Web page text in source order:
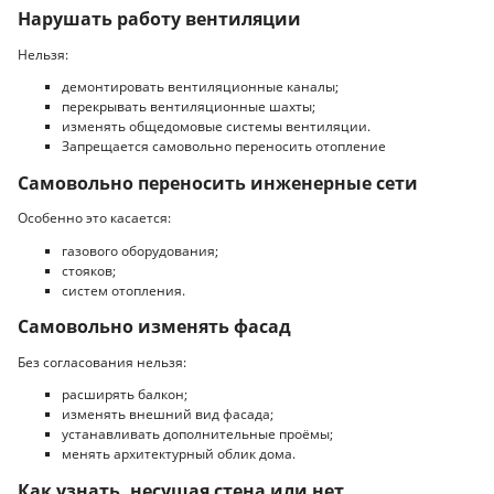
Нарушать работу вентиляции
Нельзя:
демонтировать вентиляционные каналы;
перекрывать вентиляционные шахты;
изменять общедомовые системы вентиляции.
Запрещается самовольно переносить отопление
Самовольно переносить инженерные сети
Особенно это касается:
газового оборудования;
стояков;
систем отопления.
Самовольно изменять фасад
Без согласования нельзя:
расширять балкон;
изменять внешний вид фасада;
устанавливать дополнительные проёмы;
менять архитектурный облик дома.